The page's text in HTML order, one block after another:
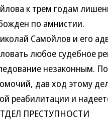
к трем годам
по амнистии.
Самойлов и его
любое судебное
незаконным.
дав ход этому
реабилитации и
ПРЕСТУПНОСТИ